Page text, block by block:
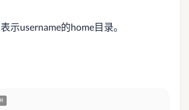
表示username的home目录。